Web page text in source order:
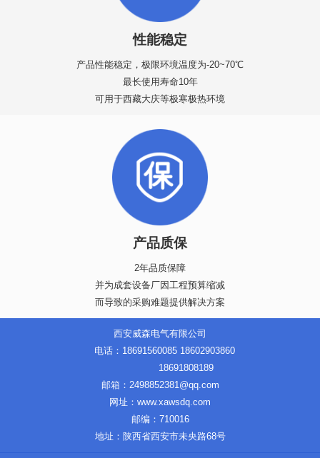
性能稳定
产品性能稳定，极限环境温度为-20~70℃
最长使用寿命10年
可用于西藏大庆等极寒极热环境
产品质保
2年品质保障
并为成套设备厂因工程预算缩减
而导致的采购难题提供解决方案
西安威森电气有限公司
电话：18691560085 18602903860
18691808189
邮箱：2498852381@qq.com
网址：www.xawsdq.com
邮编：710016
地址：陕西省西安市未央路68号